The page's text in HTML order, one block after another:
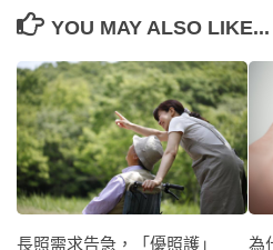
YOU MAY ALSO LIKE...
長照需求告急，「優照護」
為